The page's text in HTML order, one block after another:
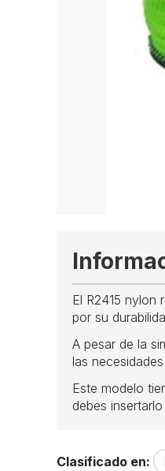
El R2415 nylon
por su
A pesar de la
las
Este modelo
debes
Clasificado en: